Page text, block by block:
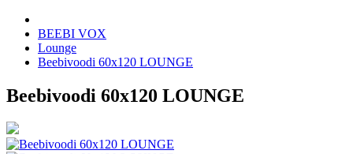
BEEBI VOX
Lounge
Beebivoodi 60x120 LOUNGE
Beebivoodi 60x120 LOUNGE